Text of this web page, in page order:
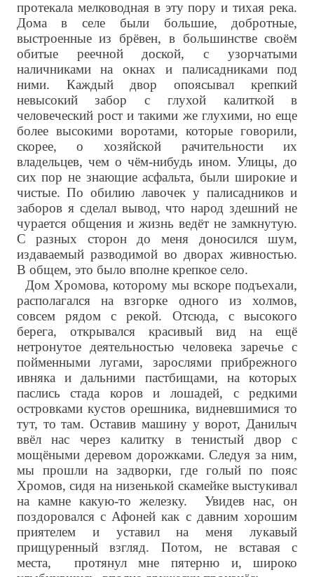
протекала мелководная в эту пору и тихая река.
Дома в селе были большие, добротные,
выстроенные из брёвен, в большинстве своём
обитые реечной доской, с узорчатыми
наличниками на окнах и палисадниками под
ними. Каждый двор опоясывал крепкий
невысокий забор с глухой калиткой в
человеческий рост и такими же глухими, но еще
более высокими воротами, которые говорили,
скорее, о хозяйской рачительности их
владельцев, чем о чём-нибудь ином. Улицы, до
сих пор не знающие асфальта, были широкие и
чистые. По обилию лавочек у палисадников и
заборов я сделал вывод, что народ здешний не
чурается общения и жизнь ведёт не замкнутую.
С разных сторон до меня доносился шум,
издаваемый разводимой во дворах живностью.
В общем, это было вполне крепкое село.
Дом Хромова, которому мы вскоре подъехали,
располагался на взгорке одного из холмов,
совсем рядом с рекой. Отсюда, с высокого
берега, открывался красивый вид на ещё
нетронутое деятельностью человека заречье с
пойменными лугами, зарослями прибрежного
ивняка и дальними пастбищами, на которых
паслись стада коров и лошадей, с редкими
островками кустов орешника, видневшимися то
тут, то там. Оставив машину у ворот, Данилыч
ввёл нас через калитку в тенистый двор с
мощёными деревом дорожками. Следуя за ним,
мы прошли на задворки, где голый по пояс
Хромов, сидя на низенькой скамейке выстукивал
на камне какую-то железку. Увидев нас, он
поздоровался с Афоней как с давним хорошим
приятелем и уставил на меня лукавый
прищуренный взгляд. Потом, не вставая с
места, протянул мне пятерню и, широко